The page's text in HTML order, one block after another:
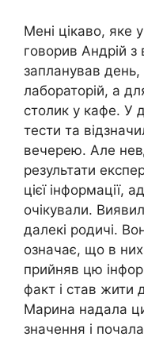
Мені цікаво, яке
говорив Андрій з
запланував
лабораторій, а
столик у кафе. У
тести та
вечерею. Але
результати
цієї інформації,
очікували.
далекі родичі.
означає, що в
прийняв цю
факт і став жити
Марина надала
значення і